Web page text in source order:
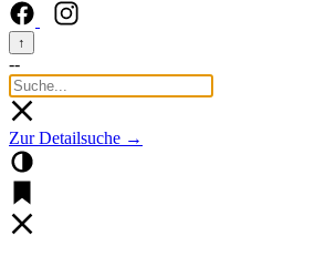
↑
--
Zur Detailsuche →